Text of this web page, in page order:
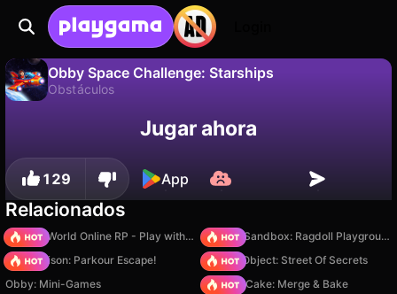
Obby Space Challenge: Starships
Obstáculos
¡Guarda el progreso!Jugar ahora
129 App
Relacionados
Sprunki World Online RP - Play with Friends!
Sprunki Sandbox: Ragdoll Playground Mode
Barry Prison: Parkour Escape!
Hidden Object: Street Of Secrets
Obby: Mini-Games
Piece of Cake: Merge & Bake